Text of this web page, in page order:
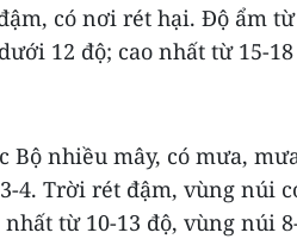
có nơi rét hại. Độ ẩm
12 độ; cao nhất từ 15-
Bộ nhiều mây, có mưa,
4. Trời rét đậm, vùng núi
từ 10-13 độ, vùng núi